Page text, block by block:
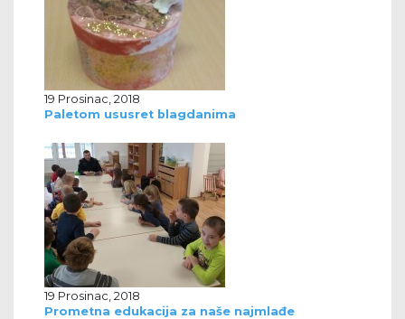
19 Prosinac, 2018
Paletom ususret blagdanima
19 Prosinac, 2018
Prometna edukacija za naše najmlađe